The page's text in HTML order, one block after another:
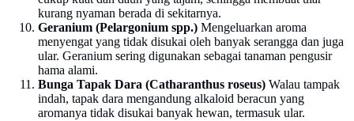
kurang nyaman berada di sekitarnya.
Geranium (Pelargonium spp.) Mengeluarkan aroma
menyengat yang tidak disukai oleh banyak serangga dan juga
ular. Geranium sering digunakan sebagai tanaman pengusir
hama alami.
Bunga Tapak Dara (Catharanthus roseus) Walau tampak
indah, tapak dara mengandung alkaloid beracun yang
aromanya tidak disukai banyak hewan, termasuk ular.